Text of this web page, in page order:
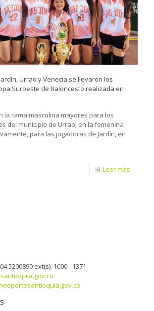
Urrao y Venecia se llevaron los
Suroeste de Baloncesto realizada en
la rama masculina mayores para los
del municipio de Urrao, en la femenina
para las jugadoras de Jardín, en
Leer más
5200890 ext(s). 1000 - 1371